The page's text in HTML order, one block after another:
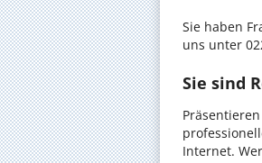
Sie haben
uns unter
Sie sind
Internet.